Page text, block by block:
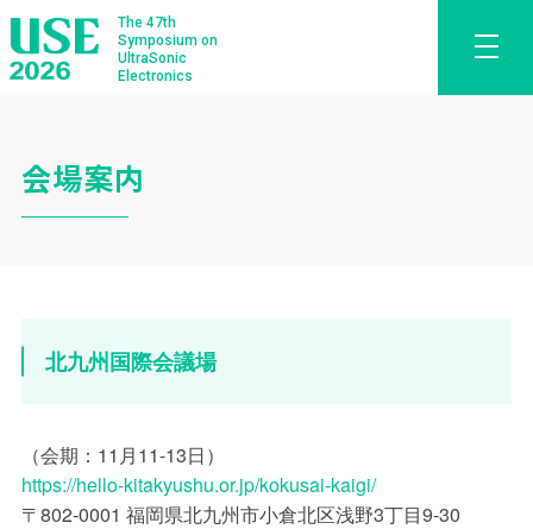
The 47th
Symposium on
UltraSonic
Electronics
会場案内
北九州国際会議場
（会期：11月11-13日）
https://hello-kitakyushu.or.jp/kokusai-kaigi/
〒802-0001 福岡県北九州市小倉北区浅野3丁目9-30